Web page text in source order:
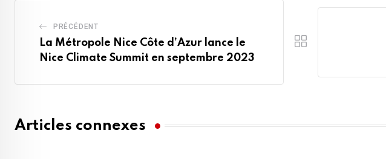
PRÉCÉDENT
La Métropole Nice Côte d’Azur lance le
Nice Climate Summit en septembre 2023
Articles connexes